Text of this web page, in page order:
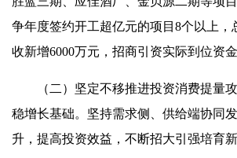
争年度签约开工超亿元的项目8个以上，
收新增6000万元，招商引资实际到位资金
（二）坚定不移推进投资消费提量攻
稳增长基础。坚持需求侧、供给端协同
升，提高投资效益，不断招大引强培育新